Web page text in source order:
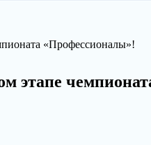
«Профессионалы»!
этапе